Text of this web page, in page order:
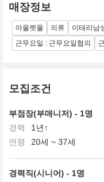
매장정보
아울렛몰 의류 이태리남
근무요일 : 근무요일협의
모집조건
부점장(부매니저) - 1명
경력
1년↑
연령
20세 ~ 37세
경력직(시니어) - 1명